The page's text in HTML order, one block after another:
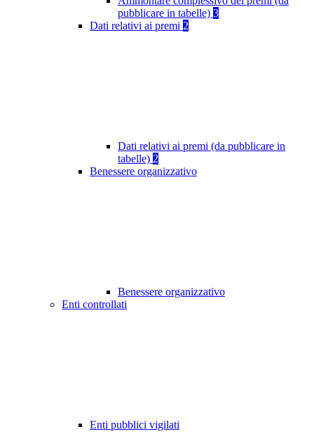
pubblicare in tabelle) 3
Dati relativi ai premi 2
Dati relativi ai premi (da pubblicare in
tabelle) 2
Benessere organizzativo
Benessere organizzativo
Enti controllati
Enti pubblici vigilati